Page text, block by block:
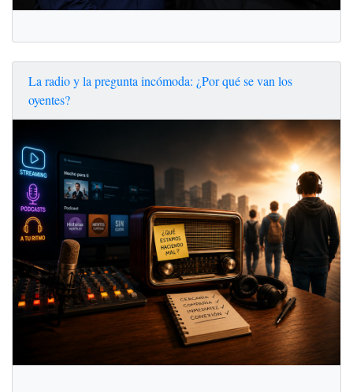
La radio y la pregunta incómoda: ¿Por qué se van los
oyentes?